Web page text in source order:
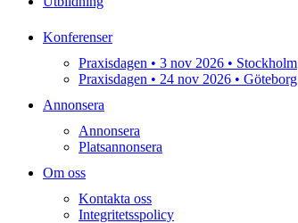
Konferenser
Praxisdagen • 3 nov 2026 • Stockholm
Praxisdagen • 24 nov 2026 • Göteborg
Annonsera
Annonsera
Platsannonsera
Om oss
Kontakta oss
Integritetsspolicy